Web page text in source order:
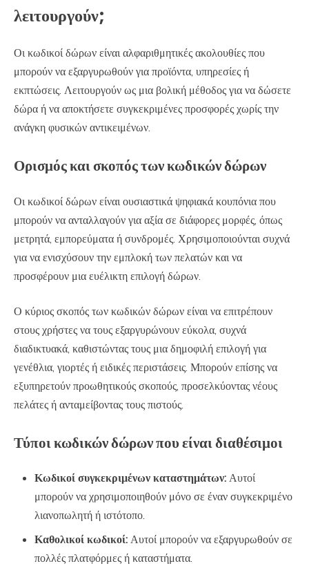
λειτουργούν;
Οι κωδικοί δώρων είναι αλφαριθμητικές ακολουθίες που
μπορούν να εξαργυρωθούν για προϊόντα, υπηρεσίες ή
εκπτώσεις. Λειτουργούν ως μια βολική μέθοδος για να δώσετε
δώρα ή να αποκτήσετε συγκεκριμένες προσφορές χωρίς την
ανάγκη φυσικών αντικειμένων.
Ορισμός και σκοπός των κωδικών δώρων
Οι κωδικοί δώρων είναι ουσιαστικά ψηφιακά κουπόνια που
μπορούν να ανταλλαγούν για αξία σε διάφορες μορφές, όπως
μετρητά, εμπορεύματα ή συνδρομές. Χρησιμοποιούνται συχνά
για να ενισχύσουν την εμπλοκή των πελατών και να
προσφέρουν μια ευέλικτη επιλογή δώρων.
Ο κύριος σκοπός των κωδικών δώρων είναι να επιτρέπουν
στους χρήστες να τους εξαργυρώνουν εύκολα, συχνά
διαδικτυακά, καθιστώντας τους μια δημοφιλή επιλογή για
γενέθλια, γιορτές ή ειδικές περιστάσεις. Μπορούν επίσης να
εξυπηρετούν προωθητικούς σκοπούς, προσελκύοντας νέους
πελάτες ή ανταμείβοντας τους πιστούς.
Τύποι κωδικών δώρων που είναι διαθέσιμοι
Κωδικοί συγκεκριμένων καταστημάτων: Αυτοί
μπορούν να χρησιμοποιηθούν μόνο σε έναν συγκεκριμένο
λιανοπωλητή ή ιστότοπο.
Καθολικοί κωδικοί: Αυτοί μπορούν να εξαργυρωθούν σε
πολλές πλατφόρμες ή καταστήματα.